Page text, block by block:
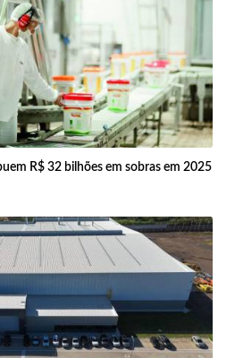
R$ 32 bilhões em sobras em 2025